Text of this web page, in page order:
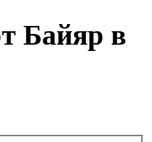
Байяр в